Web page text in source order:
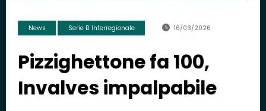
News Serie B Interregionale 16/03/2026
Pizzighettone fa 100,
Invalves impalpabile